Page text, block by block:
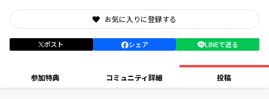
お気に入りに登録する
ポスト シェア LINEで送る
参加特典 コミュニティ詳細 投稿